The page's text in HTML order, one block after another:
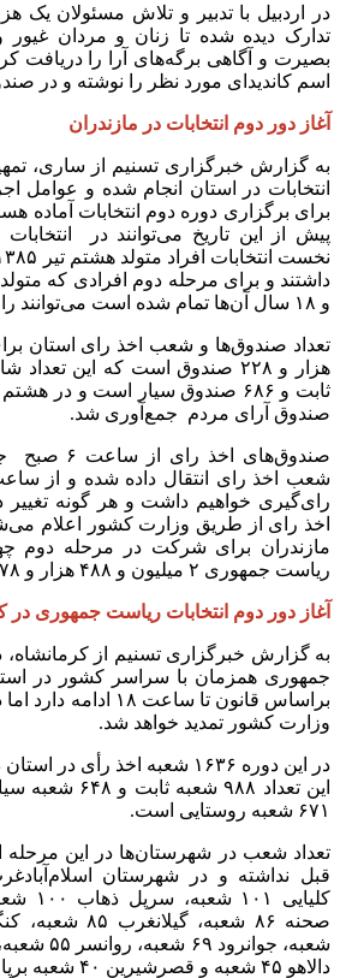
تدارک دیده شده تا زنان و مردان غیور و
بصیرت و آگاهی برگه‌های آرا را دریافت
اسم کاندیدای مورد نظر را نوشته و در
آغاز دور دوم انتخابات در مازندران
به گزارش خبرگزاری تسنیم از ساری،
انتخابات در استان انجام شده و عوامل
پیش از این تاریخ می‌توانند در
و ۱۸ سال‌ آن‌ها تمام شده است می‌توانند رای دهند.
ثابت و ۶۸۶ صندوق سیار است و در
صندوق آرای مردم جمع‌آوری شد.
صندوق‌های
شعب اخذ رای انتقال داده شده و از
رای‌گیری خواهیم داشت و هر گونه تغییر
اخذ رای از طریق وزارت کشور اعلام
مازندران برای شرکت در مرحله دوم
ریاست جمهوری ۲ میلیون و ۴۸۸ هزار و ۸۷۸ نفر است.
آغاز دور دوم انتخابات ریاست جمهوری در
به گزارش خبرگزاری تسنیم از کرمانشاه،
جمهوری همزمان با سراسر کشور در
براساس قانون تا
وزارت کشور تمدید خواهد شد.
در این دوره ۱۶۳۶ شعبه اخذ رأی
۶۷۱ شعبه روستایی است.
تعداد شعب در شهرستان‌ها در این مرحله از
دالاهو ۴۵ شعبه و قصرشیرین ۴۰ شعبه برپا می‌شود.